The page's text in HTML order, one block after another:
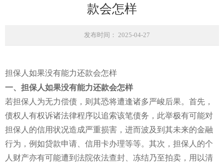
款会怎样
发布时间： 2025-04-27
担保人如果没有能力还款会怎样
一、担保人如果没有能力还款会怎样
若担保人为无力偿债，则其恐将遭逢诸多严峻后果。首先，
债权人有权诉诸法律程序以追索该笔债务，此举极有可能对
担保人的信用状况造成严重损害，进而波及到其未来的金融
行为，例如贷款申请、信用卡办理等等。其次，担保人的个
人财产亦有可能遭到法院依法查封、冻结乃至拍卖，用以清